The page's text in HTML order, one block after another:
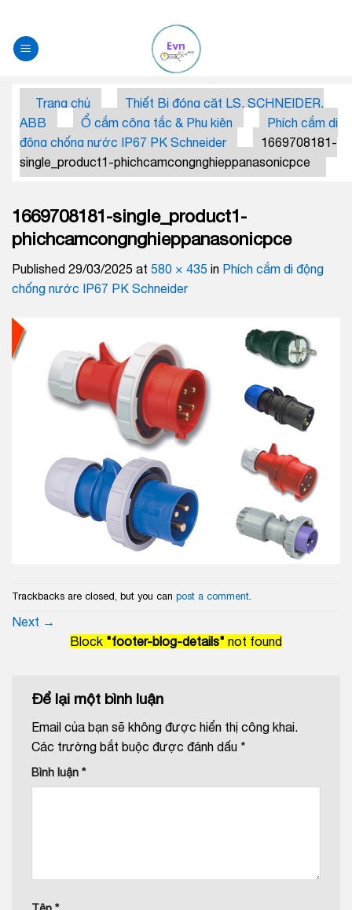
Trang chủ
Thiết Bị đóng căt LS, SCHNEIDER,
ABB
Ổ cắm công tắc & Phụ kiện
Phích cắm di
động chống nước IP67 PK Schneider
1669708181-
single_product1-phichcamcongnghieppanasonicpce
1669708181-single_product1-
phichcamcongnghieppanasonicpce
Published 29/03/2025 at 580 × 435 in Phích cắm di động
chống nước IP67 PK Schneider
Trackbacks are closed, but you can post a comment.
Next →
Block "footer-blog-details" not found
Để lại một bình luận
Email của bạn sẽ không được hiển thị công khai.
Các trường bắt buộc được đánh dấu *
Bình luận *